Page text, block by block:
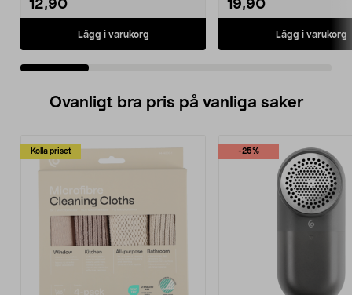
12,90
Lägg i varukorg
19,90
Lägg i varukorg
Ovanligt bra pris på vanliga saker
Kolla priset -25%